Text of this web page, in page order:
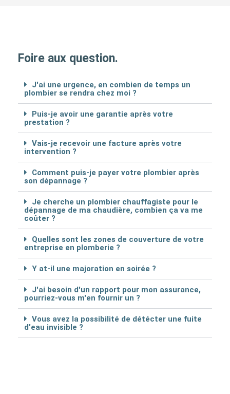
Foire aux question.
J'ai une urgence, en combien de temps un
plombier se rendra chez moi ?
Puis-je avoir une garantie après votre
prestation ?
Vais-je recevoir une facture après votre
intervention ?
Comment puis-je payer votre plombier après
son dépannage ?
Je cherche un plombier chauffagiste pour le
dépannage de ma chaudière, combien ça va me
coûter ?
Quelles sont les zones de couverture de votre
entreprise en plomberie ?
Y at-il une majoration en soirée ?
J'ai besoin d'un rapport pour mon assurance,
pourriez-vous m'en fournir un ?
Vous avez la possibilité de détécter une fuite
d'eau invisible ?